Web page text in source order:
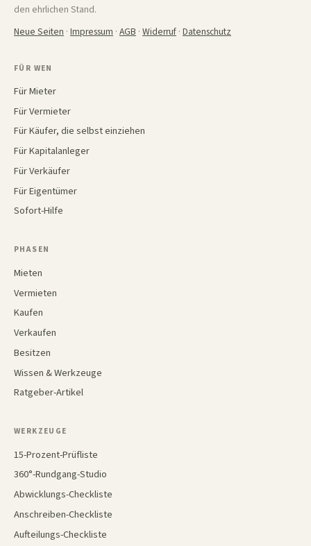
den ehrlichen Stand.
Neue Seiten · Impressum · AGB · Widerruf · Datenschutz
FÜR WEN
Für Mieter
Für Vermieter
Für Käufer, die selbst einziehen
Für Kapitalanleger
Für Verkäufer
Für Eigentümer
Sofort-Hilfe
PHASEN
Mieten
Vermieten
Kaufen
Verkaufen
Besitzen
Wissen & Werkzeuge
Ratgeber-Artikel
WERKZEUGE
15-Prozent-Prüfliste
360°-Rundgang-Studio
Abwicklungs-Checkliste
Anschreiben-Checkliste
Aufteilungs-Checkliste